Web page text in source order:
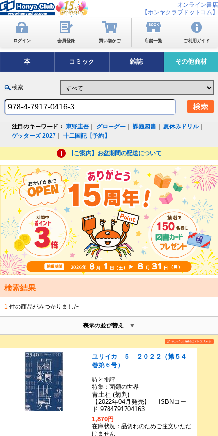
オンライン書店
【ホンヤクラブドットコム】
ログイン 会員登録 買い物かご 店舗一覧 ご利用ガイド
本 コミック 雑誌 その他商材
検索
注目のキーワード： 東野圭吾 グローグー ｜課題図書 ｜夏休みドリル｜
ゲッターズ 2027 ｜十二国記【予約】
【ご案内】お盆期間の配送について
検索結果
1 件の商品がみつかりました
表示の並び替え
ユリイカ ５ ２０２２（第５４
巻第６号）
詩と批評
特集：菌類の世界
青土社 (菊判)
【2022年04月発売】 ISBNコー
ド 9784791704163
1,870円
在庫状況：品切れのためご注文いただ
けません